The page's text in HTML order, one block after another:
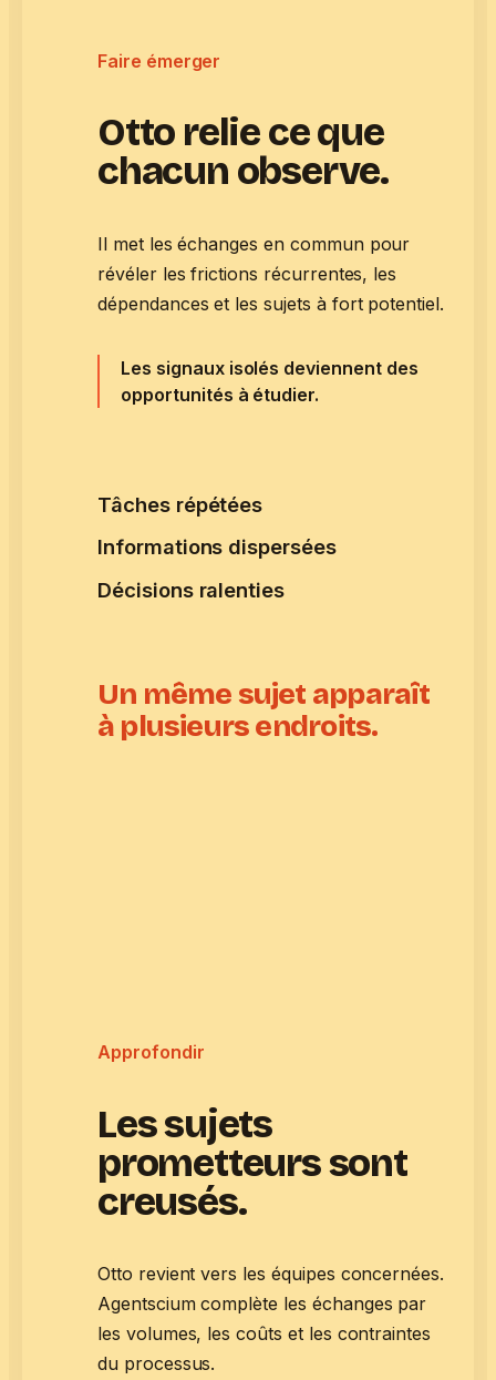
Faire émerger
Otto relie ce que
chacun observe.
Il met les échanges en commun pour
révéler les frictions récurrentes, les
dépendances et les sujets à fort potentiel.
Les signaux isolés deviennent des
opportunités à étudier.
Tâches répétées
Informations dispersées
Décisions ralenties
Un même sujet apparaît
à plusieurs endroits.
Approfondir
Les sujets
prometteurs sont
creusés.
Otto revient vers les équipes concernées.
Agentscium complète les échanges par
les volumes, les coûts et les contraintes
du processus.